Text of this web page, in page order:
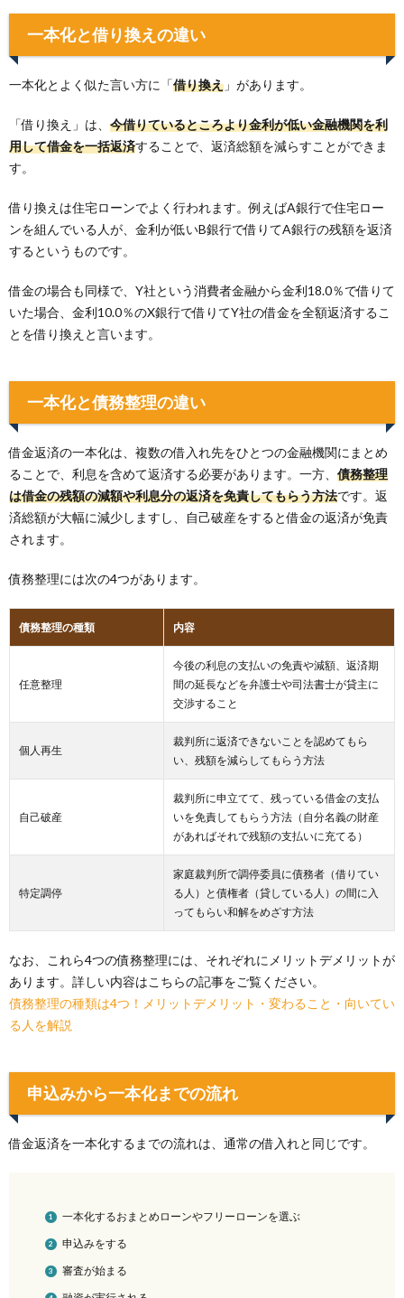
一本化と借り換えの違い
一本化とよく似た言い方に「借り換え 」があります。
「借り換え」は、 今借りているところより金利が低い金融機関を利
用して借金を一括返済することで、返済総額を減らすことができま
す。
借り換えは住宅ローンでよく行われます。例えばA銀行で住宅ロー
ンを組んでいる人が、金利が低いB銀行で借りてA銀行の残額を返済
するというものです。
借金の場合も同様で、Y社という消費者金融から金利18.0％で借りて
いた場合、金利10.0％のX銀行で借りてY社の借金を全額返済するこ
とを借り換えと言います。
一本化と債務整理の違い
借金返済の一本化は、複数の借入れ先をひとつの金融機関にまとめ
ることで、利息を含めて返済する必要があります。一方、 債務整理
は借金の残額の減額や利息分の返済を免責してもらう方法です。返
済総額が大幅に減少しますし、自己破産をすると借金の返済が免責
されます。
債務整理には次の4つがあります。
債務整理の種類 内容
任意整理
今後の利息の支払いの免責や減額、返済期
間の延長などを弁護士や司法書士が貸主に
交渉すること
個人再生
裁判所に返済できないことを認めてもら
い、残額を減らしてもらう方法
自己破産
裁判所に申立てて、残っている借金の支払
いを免責してもらう方法（自分名義の財産
があればそれで残額の支払いに充てる）
特定調停
家庭裁判所で調停委員に債務者（借りてい
る人）と債権者（貸している人）の間に入
ってもらい和解をめざす方法
なお、これら4つの債務整理には、それぞれにメリットデメリットが
あります。詳しい内容はこちらの記事をご覧ください。
債務整理の種類は4つ！メリットデメリット・変わること・向いてい
る人を解説
申込みから一本化までの流れ
借金返済を一本化するまでの流れは、通常の借入れと同じです。
一本化するおまとめローンやフリーローンを選ぶ
申込みをする
審査が始まる